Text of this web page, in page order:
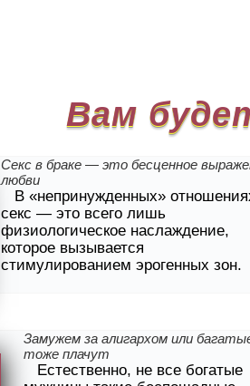
Вам
Секс в браке — это бесценное
любви
В «непринужденных»
секс — это всего лишь
физиологическое наслаждение,
которое вызывается
стимулированием эрогенных зон.
Замужем за алигархом или
тоже плачут
Естественно, не все богатые